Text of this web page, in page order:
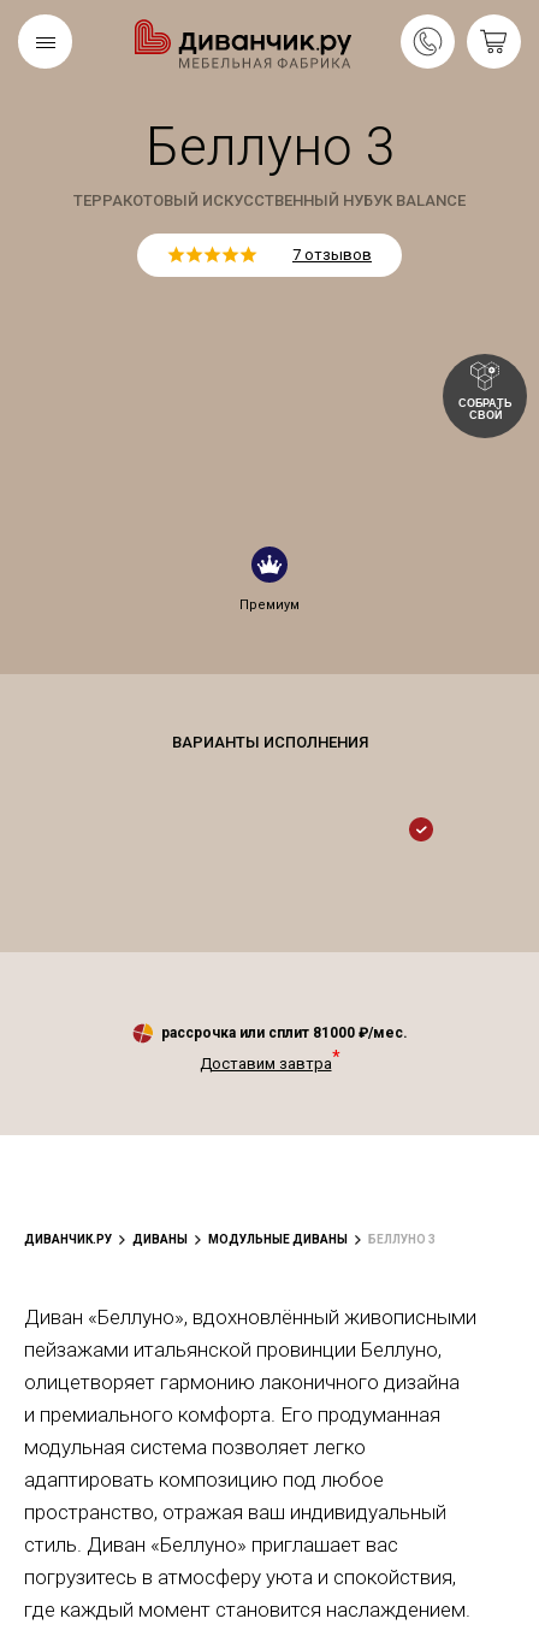
Беллуно 3
ТЕРРАКОТОВЫЙ ИСКУССТВЕННЫЙ НУБУК BALANCE
7 отзывов
СОБРАТЬ
СВОЙ
Премиум
рассрочка или сплит 81000 ₽/мес.
Доставим завтра*
ДИВАНЧИК.РУ ДИВАНЫ МОДУЛЬНЫЕ ДИВАНЫ БЕЛЛУНО 3
Диван «Беллуно», вдохновлённый живописными
пейзажами итальянской провинции Беллуно,
олицетворяет гармонию лаконичного дизайна
и премиального комфорта. Его продуманная
модульная система позволяет легко
адаптировать композицию под любое
пространство, отражая ваш индивидуальный
стиль. Диван «Беллуно» приглашает вас
погрузитесь в атмосферу уюта и спокойствия,
где каждый момент становится наслаждением.
Скандинавская
коллекция